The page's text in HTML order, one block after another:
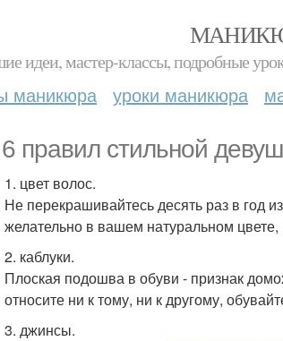
идеи, мастер-классы, подробные
маникюра уроки маникюра
6 правил стильной
1. цвет волос.
Не перекрашивайтесь десять раз в год
желательно в вашем натуральном
2. каблуки.
Плоская подошва в обуви - признак
относите ни к тому, ни к другому,
3. джинсы.